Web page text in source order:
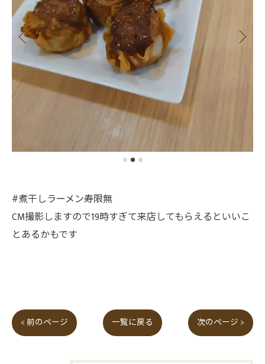
#煮干しラーメン寿限無
CM撮影しますので19時すぎて来店してもらえるといいこ
とあるかもです
< 前のページ 一覧に戻る 次のページ >